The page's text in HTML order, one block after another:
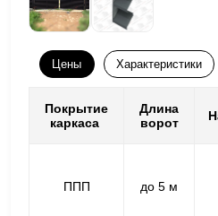
Цены Характеристики
Покрытие
каркаса
Длина
ворот
ППП до 5 м